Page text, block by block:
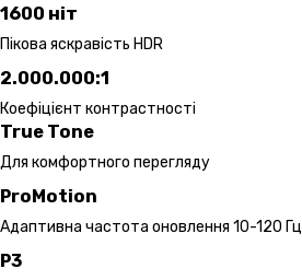
1600 ніт
Пікова яскравість HDR
2.000.000:1
Коефіцієнт контрастності
True Tone
Для комфортного перегляду
ProMotion
Адаптивна частота оновлення 10-120 Гц
P3